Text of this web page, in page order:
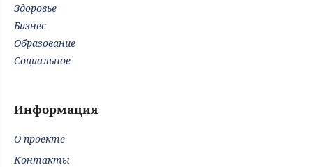
Здоровье
Бизнес
Образование
Социальное
Информация
О проекте
Контакты